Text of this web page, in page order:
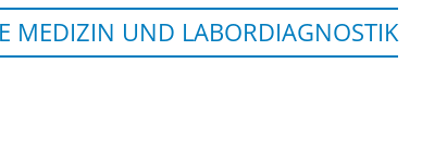
MEDIZIN UND LABORDIAGNOSTIK